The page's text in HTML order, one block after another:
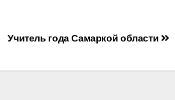
Учитель года Самаркой области